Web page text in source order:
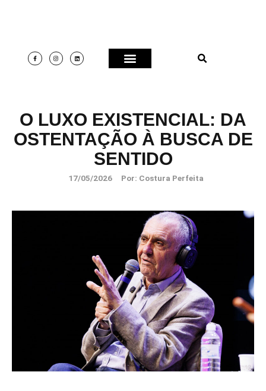
O LUXO EXISTENCIAL: DA
OSTENTAÇÃO À BUSCA DE
SENTIDO
17/05/2026 Por: Costura Perfeita